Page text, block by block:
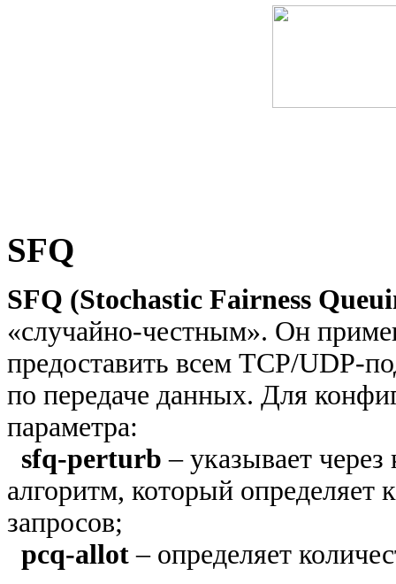
SFQ
SFQ (Stochastic Fairness
«случайно-честным». Он
предоставить всем TCP/UDP-
по передаче данных. Для
параметра:
sfq-perturb – указывает
алгоритм, который определяет
запросов;
pcq-allot – определяет